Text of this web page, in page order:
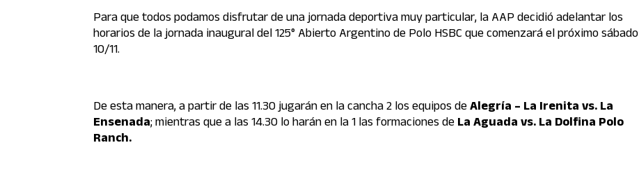
Para que todos podamos disfrutar de una jornada deportiva muy particular, la AAP decidió adelantar los
horarios de la jornada inaugural del 125° Abierto Argentino de Polo HSBC que comenzará el próximo sábado
10/11.
De esta manera, a partir de las 11.30 jugarán en la cancha 2 los equipos deAlegría – La Irenita vs. La
Ensenada; mientras que a las 14.30 lo harán en la 1 las formaciones de La Aguada vs. La Dolfina Polo
Ranch.